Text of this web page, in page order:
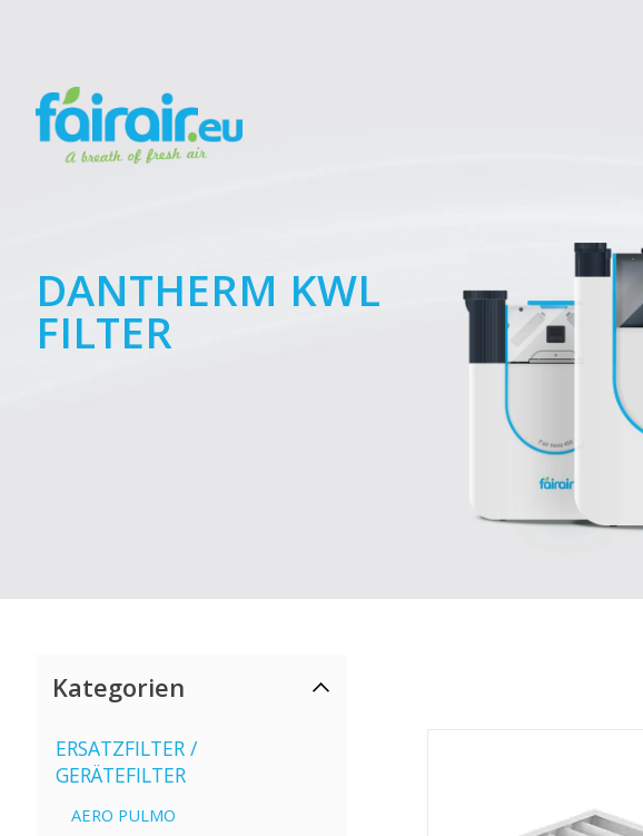
DANTHERM KWL
FILTER
Kategorien
ERSATZFILTER /
GERÄTEFILTER
AERO PULMO